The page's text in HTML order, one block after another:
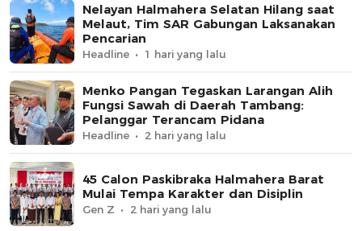
Nelayan Halmahera Selatan Hilang saat
Melaut, Tim SAR Gabungan Laksanakan
Pencarian
Headline 1 hari yang lalu
Menko Pangan Tegaskan Larangan Alih
Fungsi Sawah di Daerah Tambang:
Pelanggar Terancam Pidana
Headline 2 hari yang lalu
45 Calon Paskibraka Halmahera Barat
Mulai Tempa Karakter dan Disiplin
Gen Z 2 hari yang lalu